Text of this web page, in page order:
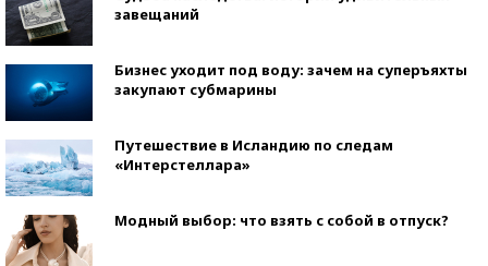
завещаний
Бизнес уходит под воду: зачем на суперъяхты
закупают субмарины
Путешествие в Исландию по следам
«Интерстеллара»
Модный выбор: что взять с собой в отпуск?